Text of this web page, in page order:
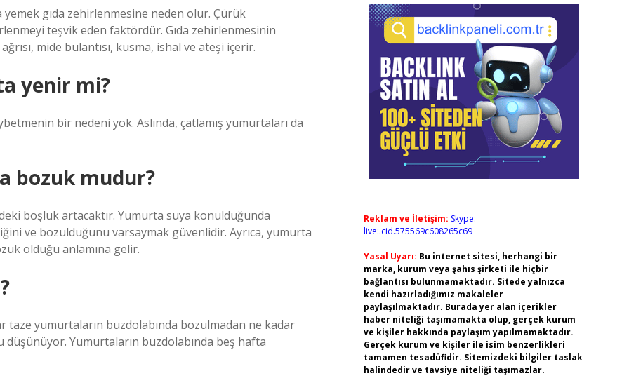
gıda zehirlenmesine neden olur. Çürük
teşvik eden faktördür. Gıda zehirlenmesinin
mide bulantısı, kusma, ishal ve ateşi içerir.
yenir mi?
bir nedeni yok. Aslında, çatlamış yumurtaları da
bozuk mudur?
boşluk artacaktır. Yumurta suya konulduğunda
ve bozulduğunu varsaymak güvenlidir. Ayrıca, yumurta
olduğu anlamına gelir.
yumurtaların buzdolabında bozulmadan ne kadar
Yumurtaların buzdolabında beş hafta
Reklam ve İletişim: Skype:
live:.cid.575569c608265c69
Yasal Uyarı: Bu internet sitesi, herhangi bir
marka, kurum veya şahıs şirketi ile hiçbir
bağlantısı bulunmamaktadır. Sitede yalnızca
kendi hazırladığımız makaleler
paylaşılmaktadır. Burada yer alan içerikler
haber niteliği taşımamakta olup, gerçek kurum
ve kişiler hakkında paylaşım yapılmamaktadır.
Gerçek kurum ve kişiler ile isim benzerlikleri
tamamen tesadüfidir. Sitemizdeki bilgiler taslak
halindedir ve tavsiye niteliği taşımazlar.